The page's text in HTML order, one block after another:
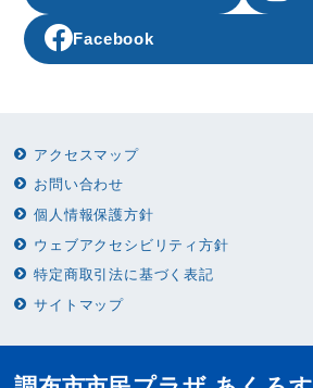
Facebook
アクセスマップ
お問い合わせ
個人情報保護方針
ウェブアクセシビリティ方針
特定商取引法に基づく表記
サイトマップ